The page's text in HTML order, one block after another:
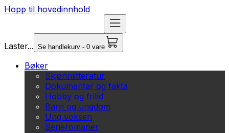
Hopp til hovedinnhold
Laster... Se handlekurv - 0 vare
Bøker
Skjønnlitteratur
Dokumentar og fakta
Hobby og fritid
Barn og ungdom
Ung voksen
Serieromaner